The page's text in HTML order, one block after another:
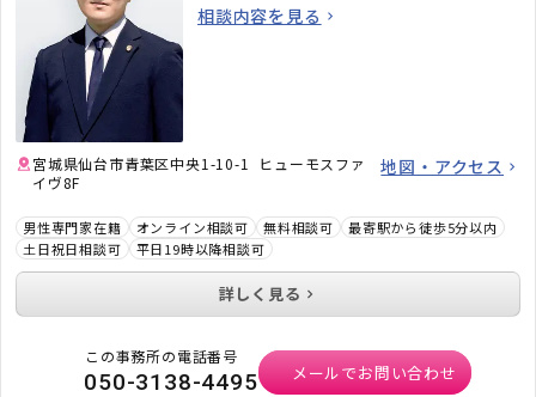
また、公認会計士や税理士、行政書士、司法書
■慰謝料請求・離婚相談専門サイト
■借金返済・債務整理専門サイト
相談内容を見る
宮城県仙台市青葉区中央1-10-1 ヒューモスファ
イヴ8F
地図・アクセス
男性専門家在籍 オンライン相談可 無料相談可
最寄駅から徒歩5分以内
土日祝日相談可
平日19時以降相談可
詳しく見る
この事務所の電話番号
050-3138-4495 メールでお問い合わせ